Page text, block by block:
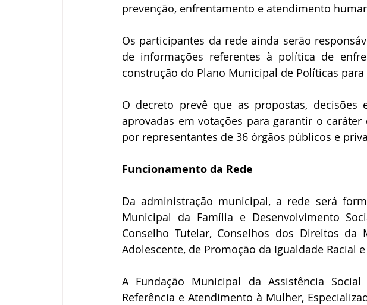
prevenção, enfrentamento e atendimento
Os participantes da rede ainda serão
de informações referentes à política de
construção do Plano Municipal de Políticas para
O decreto prevê que as propostas,
aprovadas em votações para garantir o
por representantes de 36 órgãos públicos e
Funcionamento da Rede
Da administração municipal, a rede será
Municipal da Família e Desenvolvimento
Conselho Tutelar, Conselhos dos Direitos
Adolescente, de Promoção da Igualdade Racial
A Fundação Municipal da Assistência
Referência e Atendimento à Mulher,